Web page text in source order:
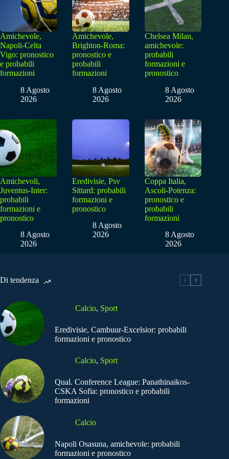
Amichevole,
Napoli-Celta
Vigo: pronostico
e probabili
formazioni
8 Agosto
2026
Amichevole,
Brighton-Roma:
pronostico e
probabili
formazioni
8 Agosto
2026
Chelsea Milan,
amichevole:
probabili
formazioni e
pronostico
8 Agosto
2026
Amichevoli,
Juventus-Inter:
probabili
formazioni e
pronostico
8 Agosto
2026
Eredivisie, Psv
Sittard: probabili
formazioni e
pronostico
8 Agosto
2026
Coppa Italia,
Ascoli-Potenza:
pronostico e
probabili
formazioni
8 Agosto
2026
Di tendenza
Calcio, Sport
Eredivisie, Cambuur-Excelsior: probabili
formazioni e pronostico
Calcio, Sport
Qual. Conference League: Panathinaikos-
CSKA Sofia: pronostico e probabili
formazioni
Calcio
Napoli Osasuna, amichevole: probabili
formazioni e pronostico